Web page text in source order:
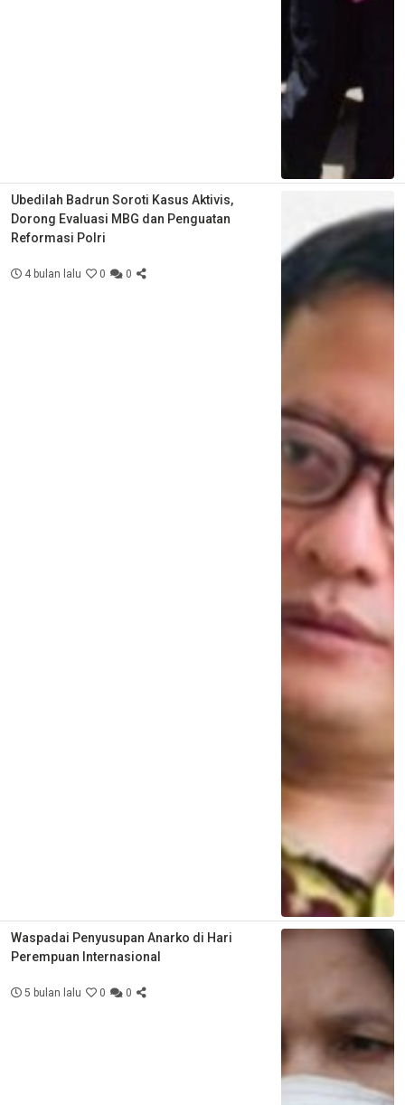
Ubedilah Badrun Soroti Kasus Aktivis,
Dorong Evaluasi MBG dan Penguatan
Reformasi Polri
4 bulan lalu 0 0
Waspadai Penyusupan Anarko di Hari
Perempuan Internasional
5 bulan lalu 0 0